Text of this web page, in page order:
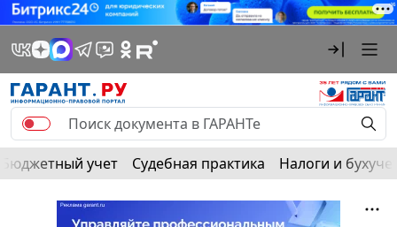
Бюджетный учет Судебная практика Налоги и